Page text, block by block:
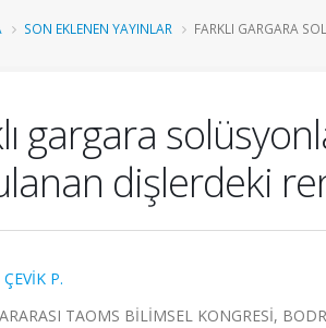
SON EKLENEN YAYINLAR FARKLI GARGARA
gargara
dişlerdeki
ÇEVİK P.
TAOMS BİLİMSEL KONGRESİ,